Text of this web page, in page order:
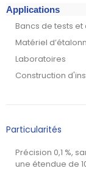
Applications
Bancs de tests et
Matériel
Laboratoires
Construction
Particularités
Précision 0,1 %,
une étendue de